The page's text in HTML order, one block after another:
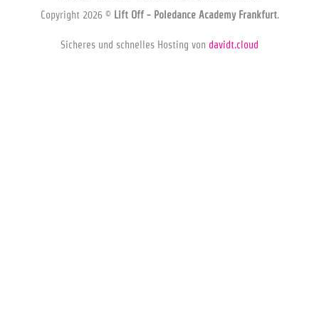
Copyright 2026 © Lift Off - Poledance Academy Frankfurt.
Sicheres und schnelles Hosting von davidt.cloud